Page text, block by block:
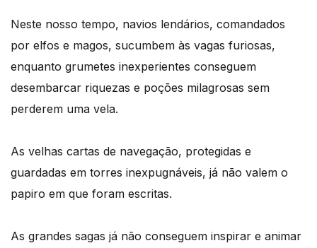
Neste nosso tempo, navios lendários, comandados
por elfos e magos, sucumbem às vagas furiosas,
enquanto grumetes inexperientes conseguem
desembarcar riquezas e poções milagrosas sem
perderem uma vela.
As velhas cartas de navegação, protegidas e
guardadas em torres inexpugnáveis, já não valem o
papiro em que foram escritas.
As grandes sagas já não conseguem inspirar e animar